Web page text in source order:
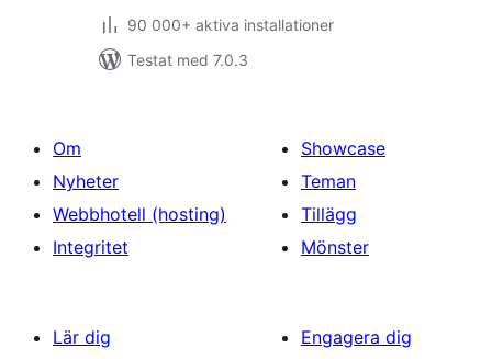
90 000+ aktiva installationer
Testat med 7.0.3
Om
Nyheter
Webbhotell (hosting)
Integritet
Showcase
Teman
Tillägg
Mönster
Lär dig
Engagera dig